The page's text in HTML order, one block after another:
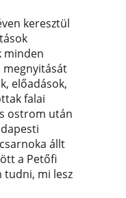
keresztül
minden
megnyitását
előadások,
falai
ostrom után
állt
a Petőfi
tudni, mi lesz